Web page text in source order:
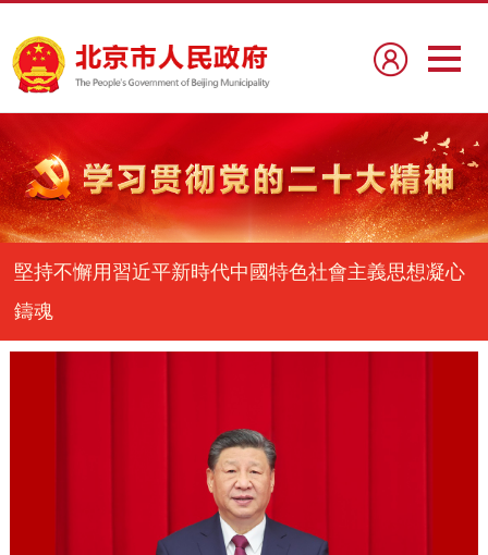
堅持不懈用習近平新時代中國特色社會主義思想凝心
鑄魂